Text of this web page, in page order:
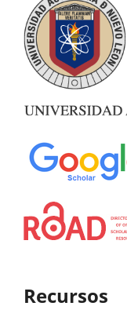
Recursos